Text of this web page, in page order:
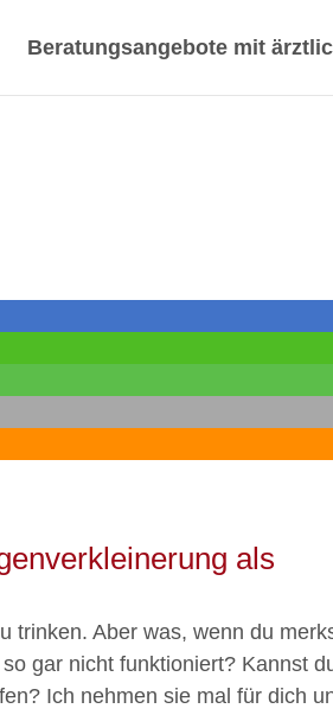
Beratungsangebote mit
als
trinken. Aber was, wenn du
gar nicht funktioniert? Kannst
Ich nehmen sie mal für dich